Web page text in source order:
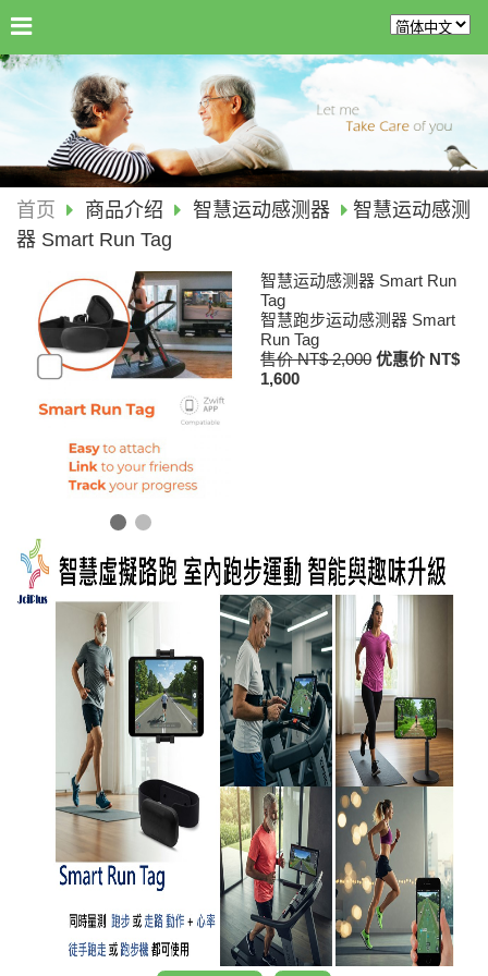
首页 商品介绍 智慧运动感测器
智慧运动感测
器 Smart Run Tag
智慧运动感测器 Smart Run
Tag
智慧跑步运动感测器 Smart
Run Tag
售价 NT$ 2,000 优惠价 NT$
1,600